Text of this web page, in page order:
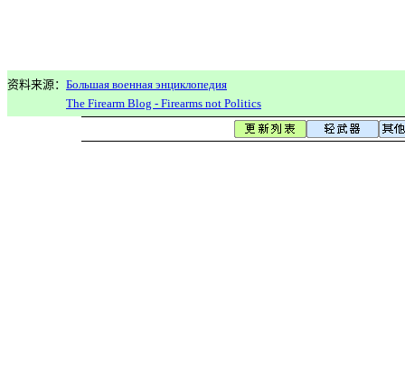
资料来源： Большая военная энциклопедия
The Firearm Blog - Firearms not Politics